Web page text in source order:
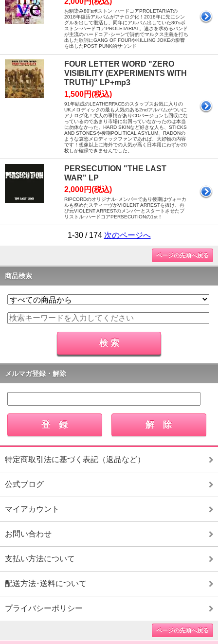
お馴染み80'sボストン･ハードコアPROLETARIATの
2018年復活アルバムがアナログ化！2018年に先にシン
グルを出して復活し、同年にアルバム出していた80'sボ
ストン･ハードコアPROLETARIAT。速さを求めるバンド
が主流のハードコア･シーンで詩的でマルクス主義を打ち
出した歌詞にGANG OF FOURやKILLING JOKEの影響
を出したPOST PUNK的サウンド
FOUR LETTER WORD "ZERO
VISIBILITY (EXPERIMENTS WITH
TRUTH)" LP+mp3
1,500円(税込)
91年結成のLEATHERFACEのスタッブスお気に入りの
UKメロディックの最も人気のある2ndアルバムがついに
アナログ化！大人の事情がありCDバージョンも回収にな
っているのであまり市場に出回っていなかったのは本当
に勿体なかった。HARD SKINなど好きな人も、STICKS
AND STONESや後期POLITICAL ASYLUM、RADONの
ような哀愁メロディックファンであれば、大好物の内容
です！想像以上に海外での人気が高く日本用にわずか20
枚しか確保できませんでした。
PERSECUTION "THE LAST
WAR" LP
2,000円(税込)
RIPCORDのオリジナル･メンバーであり後期はヴォーカ
ルも務めたスティーヴがVIOLENT ARRESTを抜け、再
び元VIOLENT ARRESTのメンバーとスタートさせたブ
リストル･ハードコアPERSECUTIONの1st！
1-30 / 174 次のページへ
ページの先頭へ戻る
商品検索
メルマガ登録・解除
特定商取引法に基づく表記（返品など）
公式ブログ
マイアカウント
お問い合わせ
支払い方法について
配送方法･送料について
プライバシーポリシー
ページの先頭へ戻る